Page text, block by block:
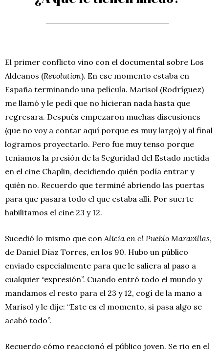
El primer conflicto vino con el documental sobre Los
Aldeanos (Revolution). En ese momento estaba en
España terminando una película. Marisol (Rodríguez)
me llamó y le pedí que no hicieran nada hasta que
regresara. Después empezaron muchas discusiones
(que no voy a contar aquí porque es muy largo) y al final
logramos proyectarlo. Pero fue muy tenso porque
teníamos la presión de la Seguridad del Estado metida
en el cine Chaplin, decidiendo quién podía entrar y
quién no. Recuerdo que terminé abriendo las puertas
para que pasara todo el que estaba allí. Por suerte
habilitamos el cine 23 y 12.
Sucedió lo mismo que con Alicia en el Pueblo Maravillas,
de Daniel Díaz Torres, en los 90. Hubo un público
enviado especialmente para que le saliera al paso a
cualquier “expresión”. Cuando entró todo el mundo y
mandamos el resto para el 23 y 12, cogí de la mano a
Marisol y le dije: “Este es el momento, si pasa algo se
acabó todo”.
Recuerdo cómo reaccionó el público joven. Se rio en el